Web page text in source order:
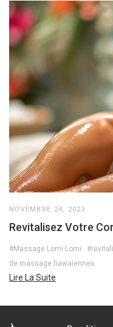
NOVEMBRE 24, 2023
Revitalisez Votre
#Massage Lomi Lomi
de massage hawaïennes
Lire La Suite